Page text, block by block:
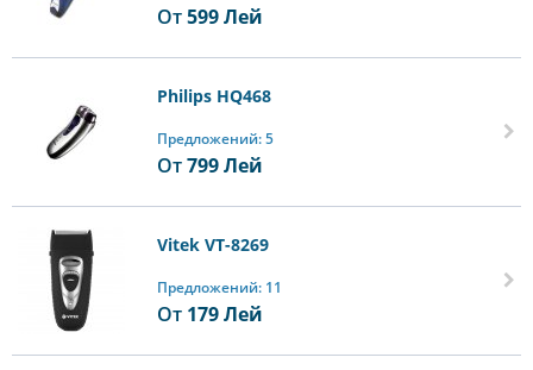
От599Лей
Philips HQ468
Предложений: 5
От799Лей
Vitek VT-8269
Предложений: 11
От 179Лей